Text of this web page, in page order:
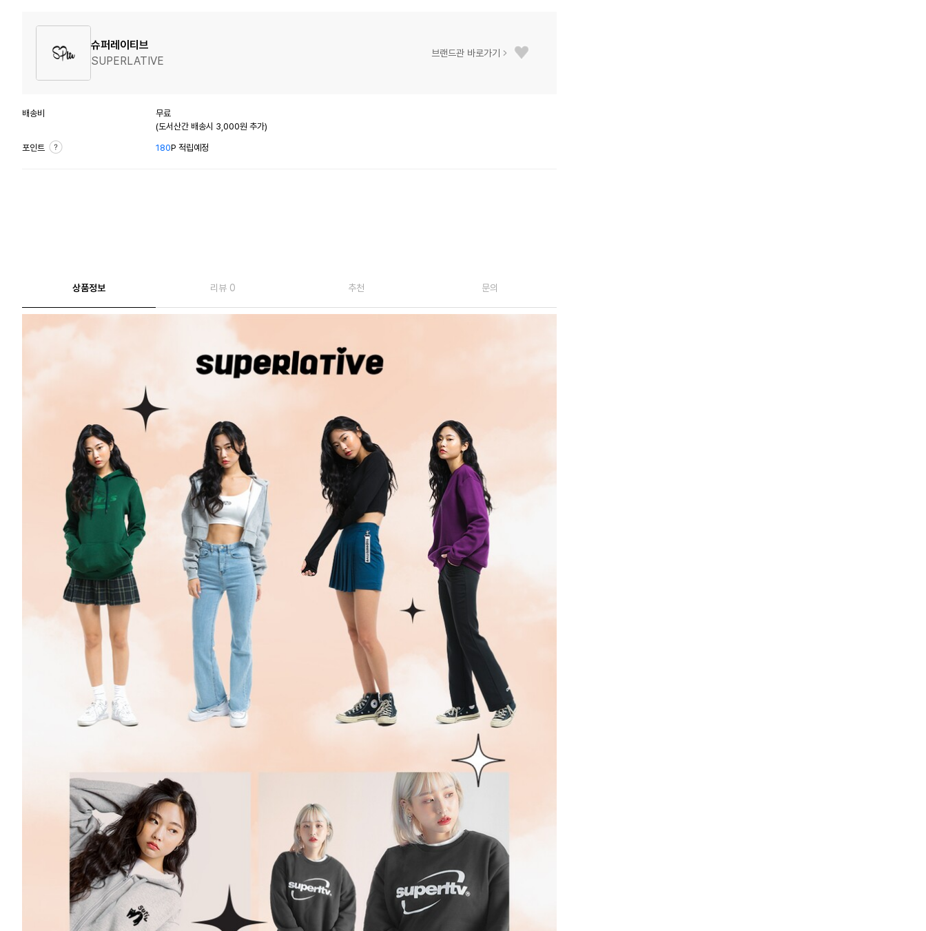
슈퍼레이티브
SUPERLATIVE
브랜드관 바로가기
배송비
무료
(도서산간 배송시 3,000원 추가)
포인트 180P 적립예정
상품정보 리뷰 0 추천 문의